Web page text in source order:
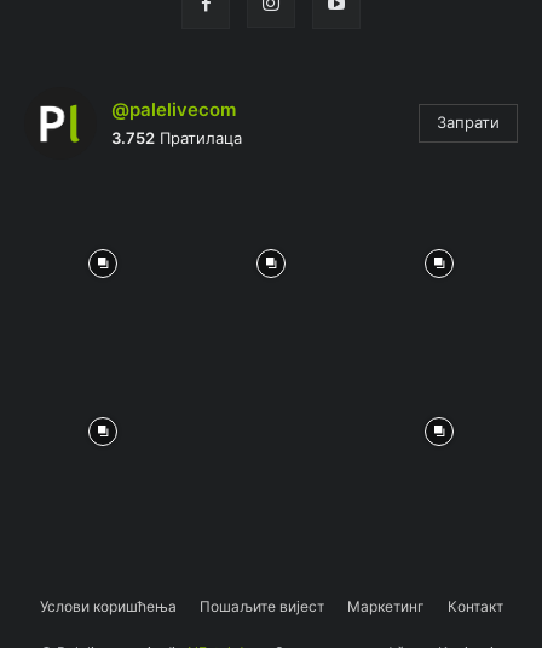
@palelivecom
3.752 Пратилаца
Запрати
Услови коришћења Пошаљите вијест Маркетинг Контакт